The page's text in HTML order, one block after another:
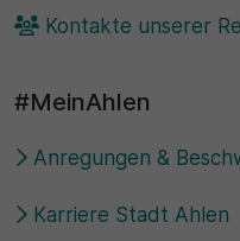
Kontakte unserer
#MeinAhlen
Anregungen &
Karriere Stadt Ahlen